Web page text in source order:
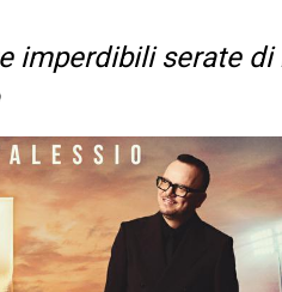
imperdibili serate